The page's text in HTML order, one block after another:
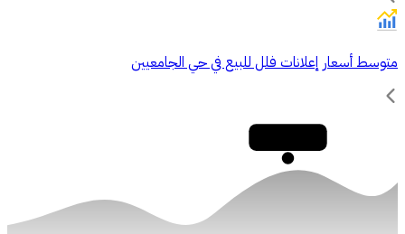
متوسط أسعار إعلانات فلل للبيع في حي الجامعيين